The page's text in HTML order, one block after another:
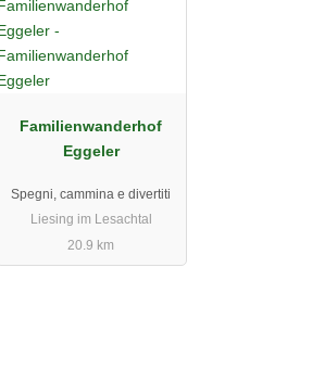
Familienwanderhof
Eggeler
Spegni, cammina e divertiti
Liesing im Lesachtal
20.9 km